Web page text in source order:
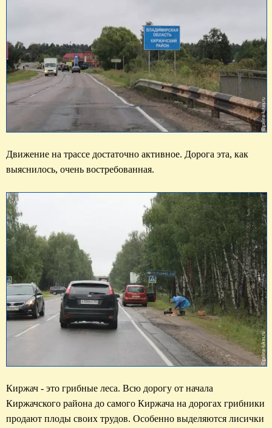
Движение на трассе достаточно активное. Дорога эта, как
выяснилось, очень востребованная.
Киржач - это грибные леса. Всю дорогу от начала
Киржачского района до самого Киржача на дорогах грибники
продают плоды своих трудов. Особенно выделяются лисички